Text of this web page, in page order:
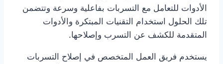
الأدوات للتعامل مع التسربات بفاعلية وسرعة وتتضمن
تلك الحلول استخدام التقنيات المبتكرة والأدوات
المتقدمة للكشف عن التسرب وإصلاحها.
يستخدم فريق العمل المتخصص في إصلاح التسربات